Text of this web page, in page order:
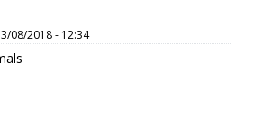
08/2018 - 12:34